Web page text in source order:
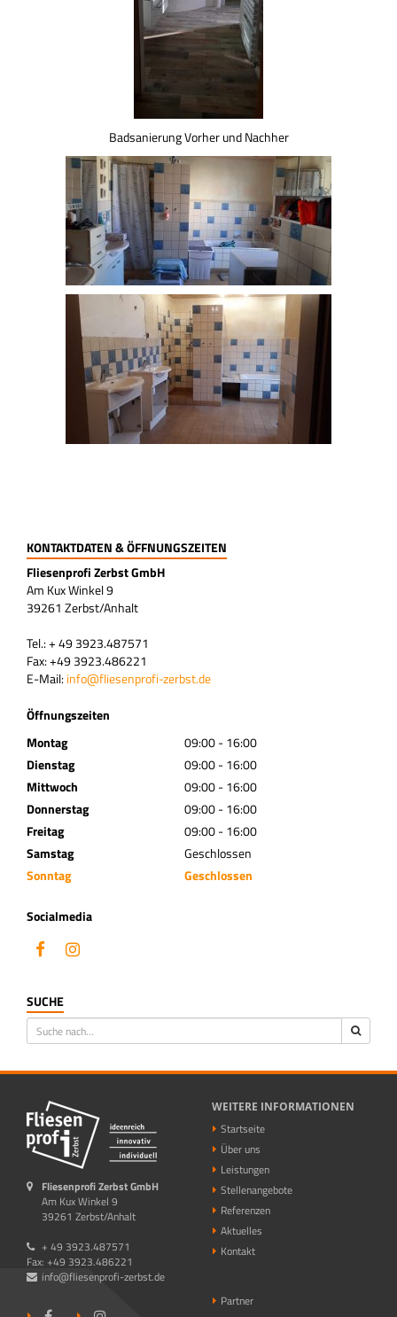
Badsanierung Vorher und Nachher
KONTAKTDATEN & ÖFFNUNGSZEITEN
Fliesenprofi Zerbst GmbH
Am Kux Winkel 9
39261 Zerbst/Anhalt
Tel.: + 49 3923.487571
Fax: +49 3923.486221
E-Mail:info@fliesenprofi-zerbst.de
Öffnungszeiten
Montag
09:00 - 16:00
Dienstag
09:00 - 16:00
Mittwoch
09:00 - 16:00
Donnerstag
09:00 - 16:00
Freitag
09:00 - 16:00
Samstag
Geschlossen
Sonntag
Geschlossen
Socialmedia
SUCHE
Fliesenprofi Zerbst GmbH
Am Kux Winkel 9
39261 Zerbst/Anhalt
+ 49 3923.487571
Fax: +49 3923.486221
info@fliesenprofi-zerbst.de
WEITERE INFORMATIONEN
Startseite
Über uns
Leistungen
Stellenangebote
Referenzen
Aktuelles
Kontakt
Partner